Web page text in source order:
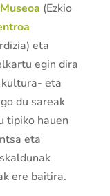
(Ezkio
eta
egin dira
kultura- eta
du sareak
tipiko hauen
eta
ere baitira.